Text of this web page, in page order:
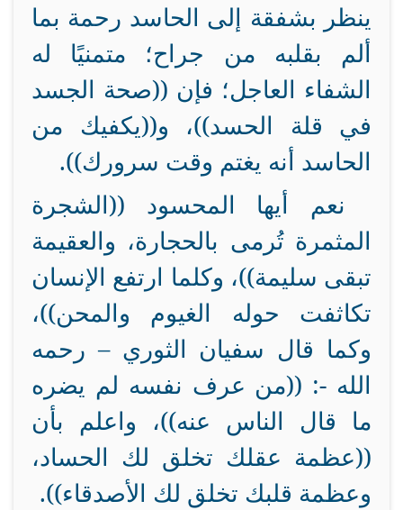
ينظر بشفقة إلى الحاسد رحمة بما
ألم بقلبه من جراح؛ متمنيًا له
الشفاء العاجل؛ فإن ((صحة الجسد
في قلة الحسد))، و((يكفيك من
الحاسد أنه يغتم وقت سرورك)).
نعم أيها المحسود ((الشجرة
المثمرة تُرمى بالحجارة، والعقيمة
تبقى سليمة))، وكلما ارتفع الإنسان
تكاثفت حوله الغيوم والمحن))،
وكما قال سفيان الثوري – رحمه
الله -: ((من عرف نفسه لم يضره
ما قال الناس عنه))، واعلم بأن
((عظمة عقلك تخلق لك الحساد،
وعظمة قلبك تخلق لك الأصدقاء)).